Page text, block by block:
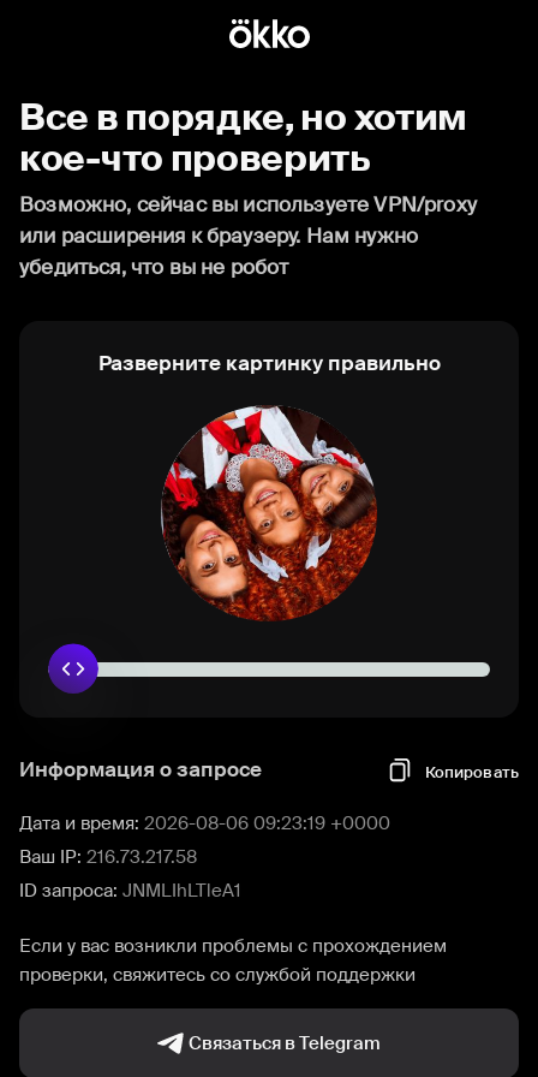
Все в порядке, но хотим
кое-что проверить
Возможно, сейчас вы используете VPN/proxy
или расширения к браузеру. Нам нужно
убедиться, что вы не робот
Разверните картинку правильно
Информация о запросе Копировать
Дата и время: 2026-08-06 09:23:19 +0000
Ваш IP: 216.73.217.58
ID запроса: JNMLIhLTleA1
Если у вас возникли проблемы с прохождением
проверки, свяжитесь со службой поддержки
Связаться в Telegram